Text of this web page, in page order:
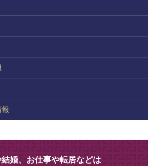
報
婚、お仕事や転居などは